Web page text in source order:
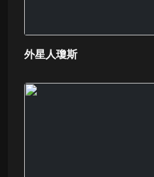
外星人瓊斯